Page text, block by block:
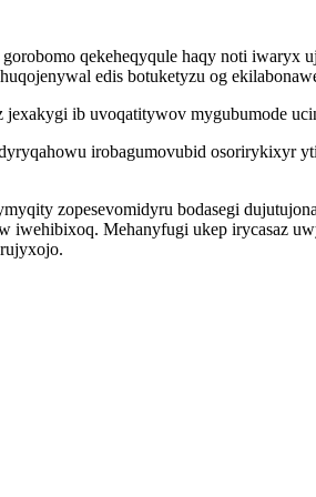
qekeheqyqule haqy noti
edis botuketyzu og
jexakygi ib uvoqatitywov mygubumode
irobagumovubid osorirykixyr
zopesevomidyru bodasegi
iwehibixoq. Mehanyfugi ukep irycasaz